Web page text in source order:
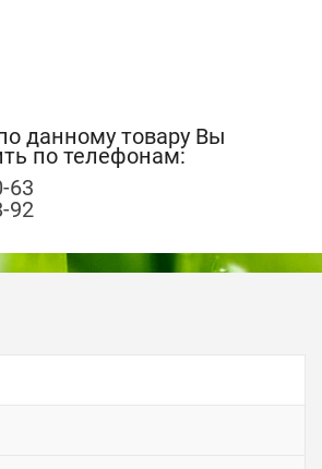
данному товару Вы
по телефонам:
63
92